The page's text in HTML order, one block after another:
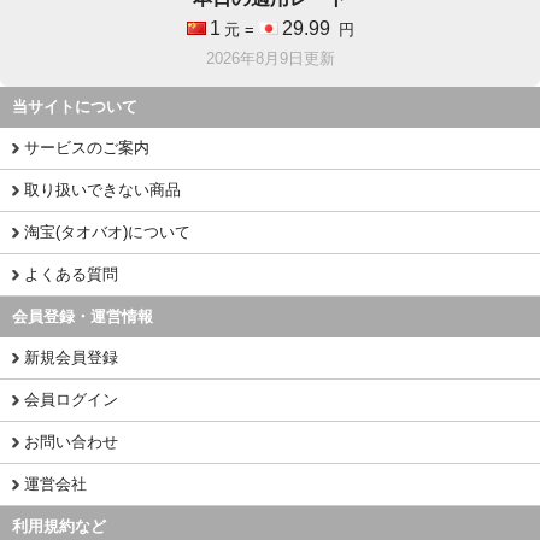
1 元 = 29.99
円
2026年8月9日更新
当サイトについて
サービスのご案内
取り扱いできない商品
淘宝(タオバオ)について
よくある質問
会員登録・運営情報
新規会員登録
会員ログイン
お問い合わせ
運営会社
利用規約など